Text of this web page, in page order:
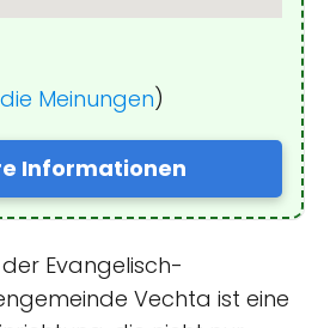
Meinungen)
Informationen
der Evangelisch-
Vechta ist eine